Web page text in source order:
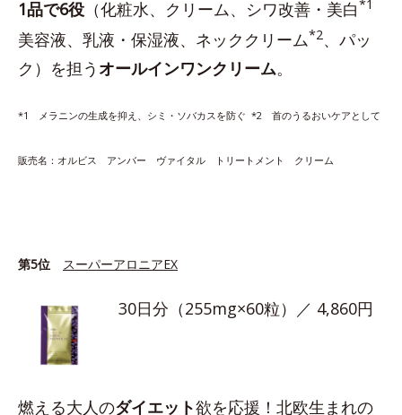
1品で6役 （化粧水、クリーム、シワ改善・美白*1
美容液、乳液・保湿液、ネッククリーム*2、パッ
ク）を担う オールインワンクリーム。
*1 メラニンの生成を抑え、シミ・ソバカスを防ぐ *2 首のうるおいケアとして
販売名：オルビス アンバー ヴァイタル トリートメント クリーム
第5位 スーパーアロニアEX
30日分（255mg×60粒）／ 4,860円
燃える大人のダイエット欲を応援！北欧生まれの